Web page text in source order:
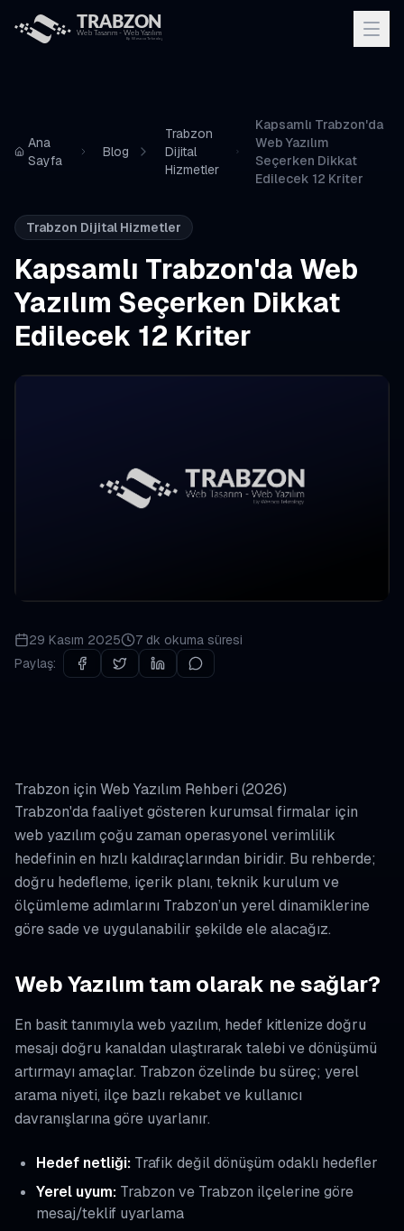
Ana
Sayfa
Blog
Trabzon
Dijital
Hizmetler
Kapsamlı Trabzon'da
Web Yazılım
Seçerken Dikkat
Edilecek 12 Kriter
Trabzon Dijital Hizmetler
Kapsamlı Trabzon'da Web
Yazılım Seçerken Dikkat
Edilecek 12 Kriter
29 Kasım 2025 7 dk okuma süresi
Paylaş:
Trabzon için Web Yazılım Rehberi (2026)
Trabzon'da faaliyet gösteren kurumsal firmalar için
web yazılım çoğu zaman operasyonel verimlilik
hedefinin en hızlı kaldıraçlarından biridir. Bu rehberde;
doğru hedefleme, içerik planı, teknik kurulum ve
ölçümleme adımlarını Trabzon’un yerel dinamiklerine
göre sade ve uygulanabilir şekilde ele alacağız.
Web Yazılım tam olarak ne sağlar?
En basit tanımıyla web yazılım, hedef kitlenize doğru
mesajı doğru kanaldan ulaştırarak talebi ve dönüşümü
artırmayı amaçlar. Trabzon özelinde bu süreç; yerel
arama niyeti, ilçe bazlı rekabet ve kullanıcı
davranışlarına göre uyarlanır.
Hedef netliği: Trafik değil dönüşüm odaklı hedefler
Yerel uyum: Trabzon ve Trabzon ilçelerine göre
mesaj/teklif uyarlama